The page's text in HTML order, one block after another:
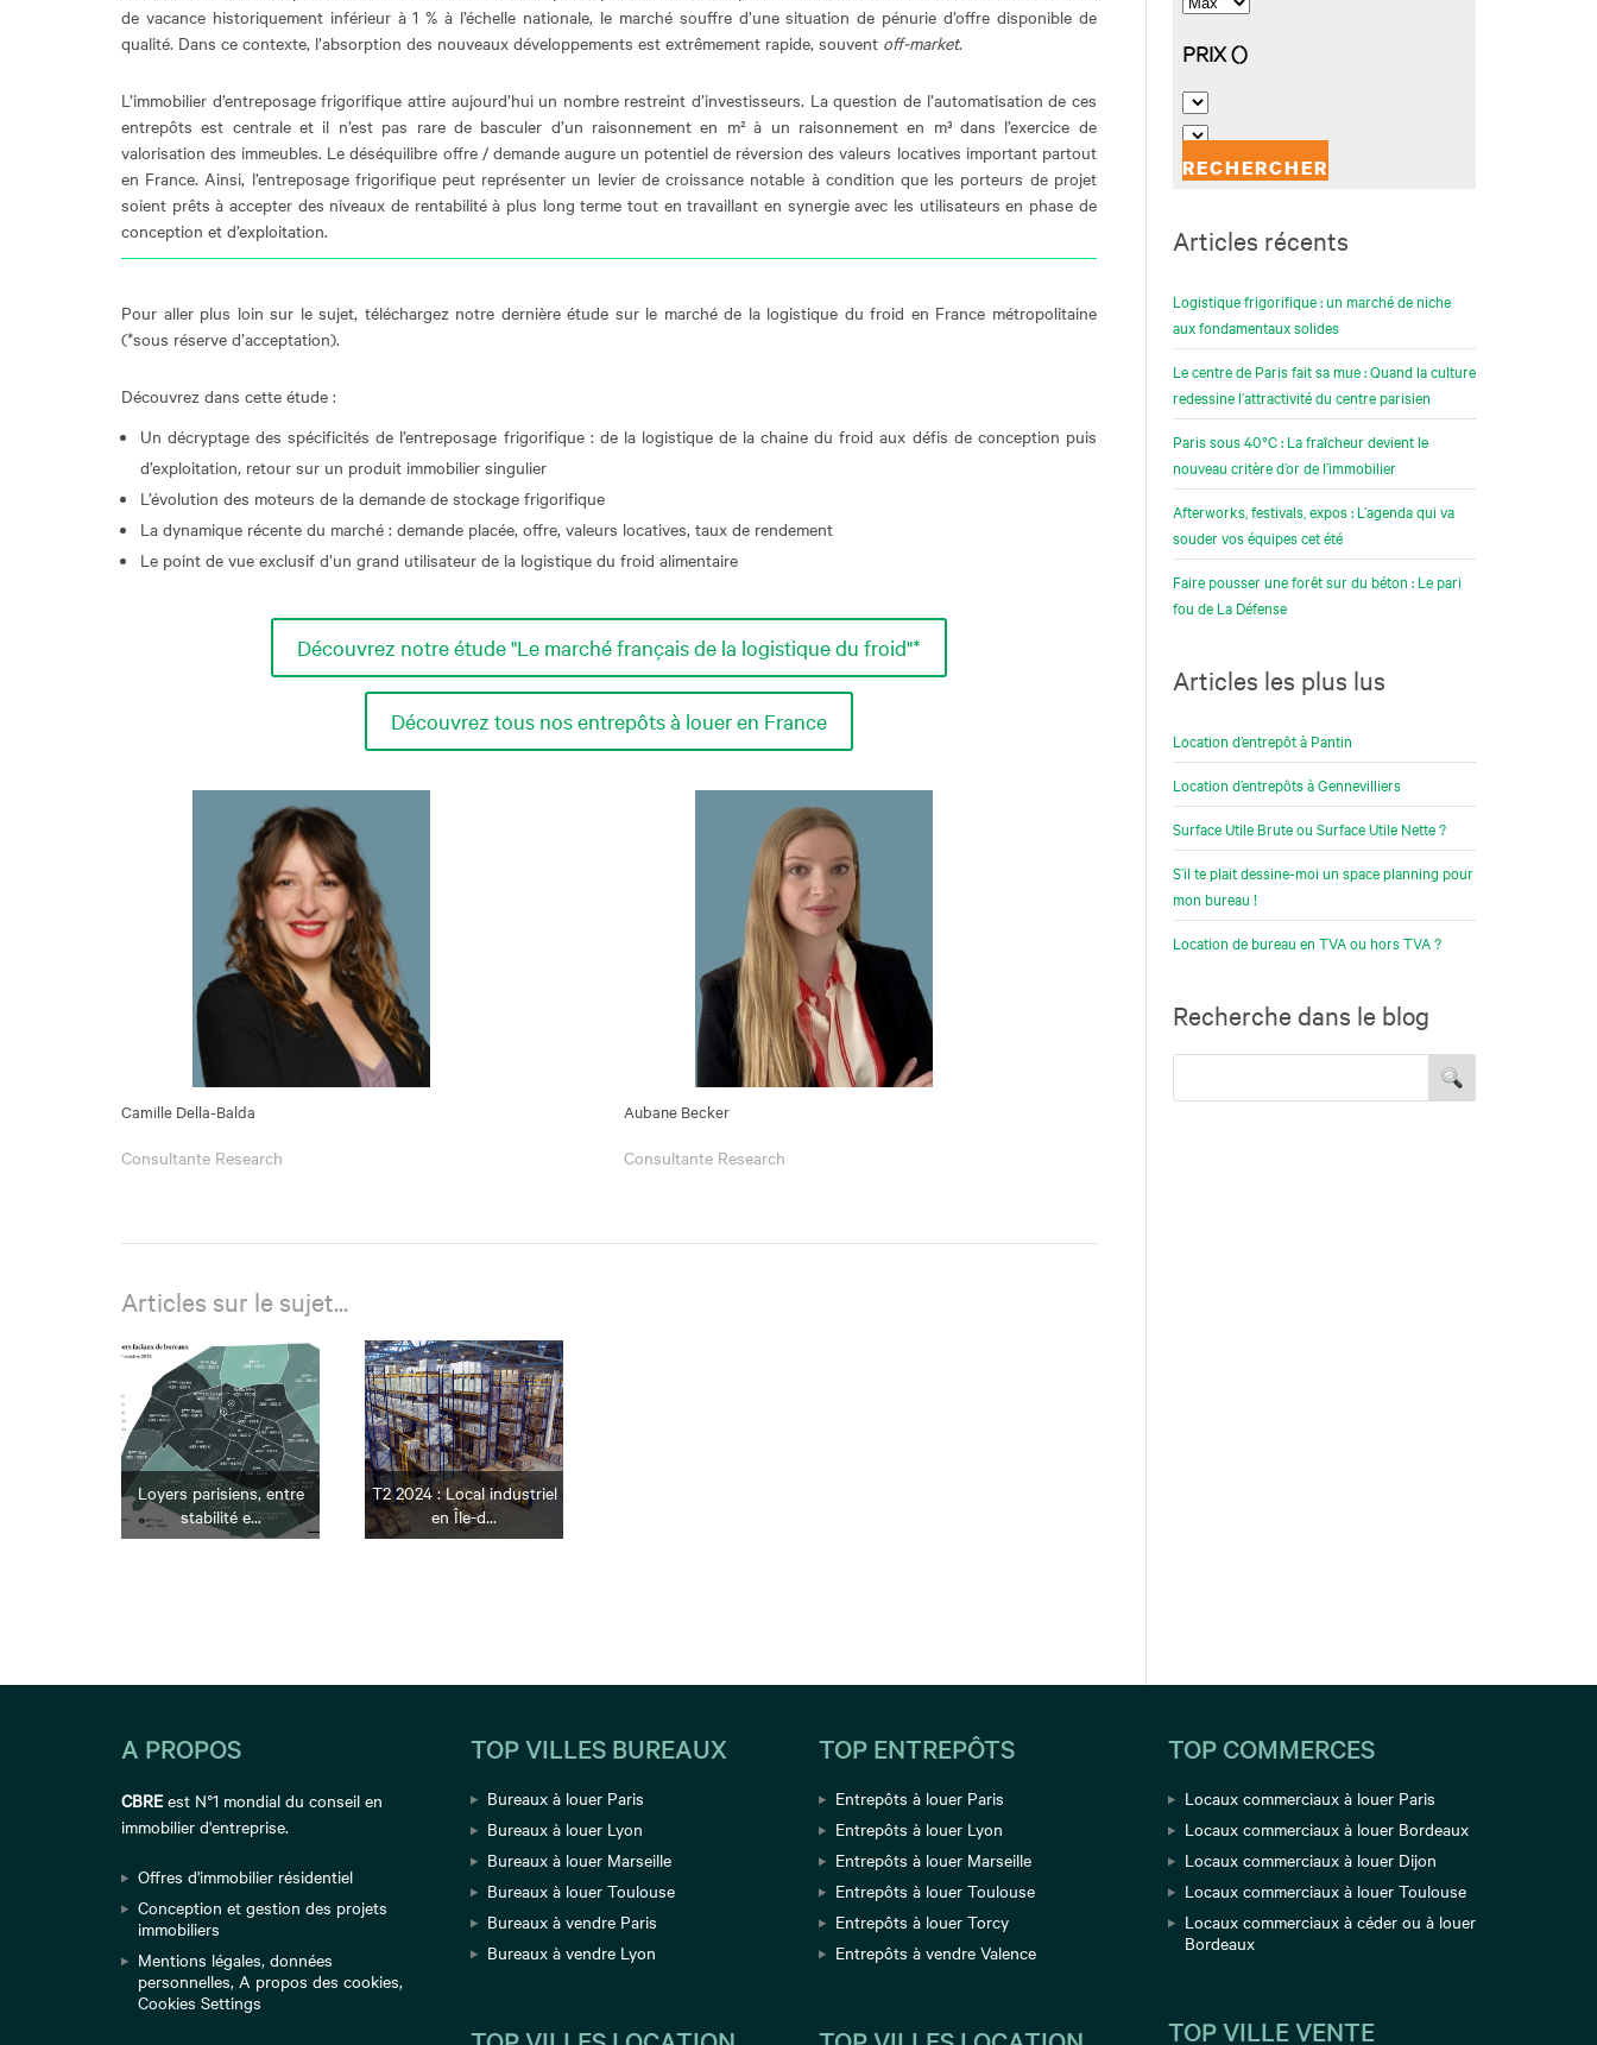
de vacance historiquement inférieur à 1 % à l’échelle nationale, le marché souffre d’une situation de pénurie d’offre disponible de
qualité. Dans ce contexte, l’absorption des nouveaux développements est extrêmement rapide, souvent off-market.
L’immobilier d’entreposage frigorifique attire aujourd’hui un nombre restreint d’investisseurs. La question de l’automatisation de ces
entrepôts est centrale et il n’est pas rare de basculer d’un raisonnement en m² à un raisonnement en m³ dans l’exercice de
valorisation des immeubles. Le déséquilibre offre / demande augure un potentiel de réversion des valeurs locatives important partout
en France. Ainsi, l’entreposage frigorifique peut représenter un levier de croissance notable à condition que les porteurs de projet
soient prêts à accepter des niveaux de rentabilité à plus long terme tout en travaillant en synergie avec les utilisateurs en phase de
conception et d’exploitation.
Pour aller plus loin sur le sujet, téléchargez notre dernière étude sur le marché de la logistique du froid en France métropolitaine
(*sous réserve d’acceptation).
Découvrez dans cette étude :
Un décryptage des spécificités de l’entreposage frigorifique : de la logistique de la chaine du froid aux défis de conception puis
d’exploitation, retour sur un produit immobilier singulier
L’évolution des moteurs de la demande de stockage frigorifique
La dynamique récente du marché : demande placée, offre, valeurs locatives, taux de rendement
Le point de vue exclusif d’un grand utilisateur de la logistique du froid alimentaire
Découvrez notre étude "Le marché français de la logistique du froid"*
Découvrez tous nos entrepôts à louer en France
Camille Della-Balda
Consultante Research
Aubane Becker
Consultante Research
Articles sur le sujet...
Loyers parisiens, entre
stabilité e...
T2 2024 : Local industriel
en Île-d...
Articles récents
Logistique frigorifique : un marché de niche
aux fondamentaux solides
Le centre de Paris fait sa mue : Quand la culture
redessine l’attractivité du centre parisien
Paris sous 40°C : La fraîcheur devient le
nouveau critère d’or de l’immobilier
Afterworks, festivals, expos : L’agenda qui va
souder vos équipes cet été
Faire pousser une forêt sur du béton : Le pari
fou de La Défense
Articles les plus lus
Location d’entrepôt à Pantin
Location d’entrepôts à Gennevilliers
Surface Utile Brute ou Surface Utile Nette ?
S’il te plait dessine-moi un space planning pour
mon bureau !
Location de bureau en TVA ou hors TVA ?
Recherche dans le blog
A PROPOS
CBRE est N°1 mondial du conseil en
immobilier d'entreprise.
Offres d'immobilier résidentiel
Conception et gestion des projets
immobiliers
Mentions légales, données
personnelles, A propos des cookies,
Cookies Settings
TOP VILLES BUREAUX
Bureaux à louer Paris
Bureaux à louer Lyon
Bureaux à louer Marseille
Bureaux à louer Toulouse
Bureaux à vendre Paris
Bureaux à vendre Lyon
TOP ENTREPÔTS
Entrepôts à louer Paris
Entrepôts à louer Lyon
Entrepôts à louer Marseille
Entrepôts à louer Toulouse
Entrepôts à louer Torcy
Entrepôts à vendre Valence
TOP COMMERCES
Locaux commerciaux à louer Paris
Locaux commerciaux à louer Bordeaux
Locaux commerciaux à louer Dijon
Locaux commerciaux à louer Toulouse
Locaux commerciaux à céder ou à louer
Bordeaux
TOP VILLE VENTE